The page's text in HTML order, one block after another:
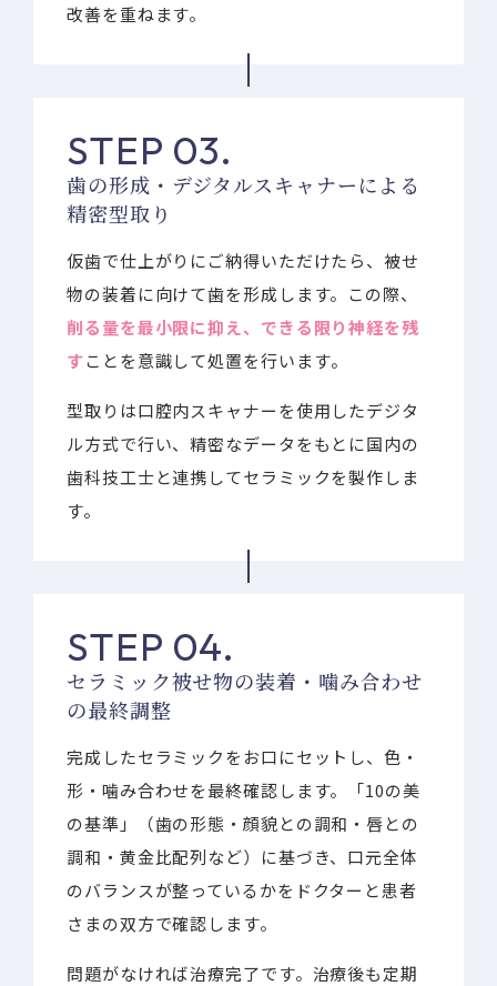
改善を重ねます。
STEP 03.
歯の形成・デジタルスキャナーによる
精密型取り
仮歯で仕上がりにご納得いただけたら、被せ
物の装着に向けて歯を形成します。この際、
削る量を最小限に抑え、できる限り神経を残
すことを意識して処置を行います。
型取りは口腔内スキャナーを使用したデジタ
ル方式で行い、精密なデータをもとに国内の
歯科技工士と連携してセラミックを製作しま
す。
STEP 04.
セラミック被せ物の装着・噛み合わせ
の最終調整
完成したセラミックをお口にセットし、色・
形・噛み合わせを最終確認します。「10の美
の基準」（歯の形態・顔貌との調和・唇との
調和・黄金比配列など）に基づき、口元全体
のバランスが整っているかをドクターと患者
さまの双方で確認します。
問題がなければ治療完了です。治療後も定期